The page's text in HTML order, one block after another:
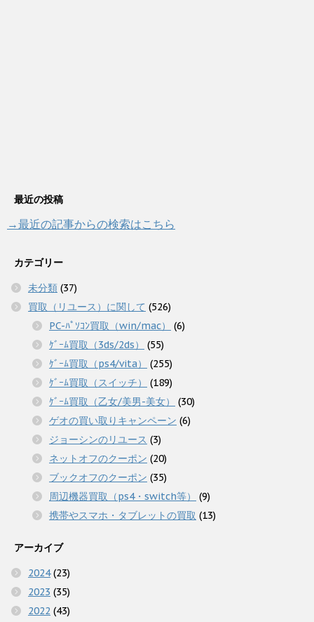
最近の投稿
→最近の記事からの検索はこちら
カテゴリー
未分類 (37)
買取（リユース）に関して (526)
PC-ﾊﾟｿｺﾝ買取（win/mac）
(6)
ｹﾞｰﾑ買取（3ds/2ds）
(55)
ｹﾞｰﾑ買取（ps4/vita）
(255)
ｹﾞｰﾑ買取（スイッチ）
(189)
ｹﾞｰﾑ買取（乙女/美男-美女）
(30)
ゲオの買い取りキャンペーン (6)
ジョーシンのリユース (3)
ネットオフのクーポン (20)
ブックオフのクーポン (35)
周辺機器買取（ps4・switch等）
(9)
携帯やスマホ・タブレットの買取 (13)
アーカイブ
2024(23)
2023 (35)
2022 (43)